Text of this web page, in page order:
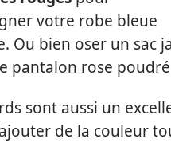
votre robe bleue
Ou bien oser un sac
pantalon rose
sont aussi un
de la couleur